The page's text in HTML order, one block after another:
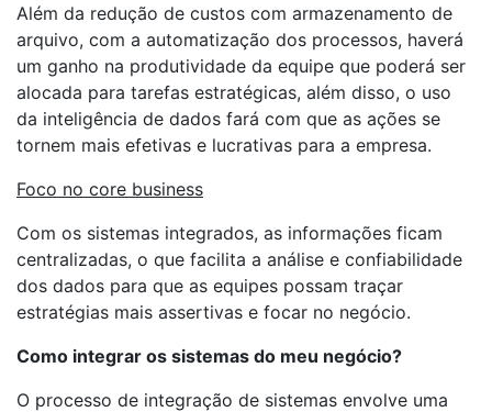
Além da redução de custos com armazenamento de
arquivo, com a automatização dos processos, haverá
um ganho na produtividade da equipe que poderá ser
alocada para tarefas estratégicas, além disso, o uso
da inteligência de dados fará com que as ações se
tornem mais efetivas e lucrativas para a empresa.
Foco no core business
Com os sistemas integrados, as informações ficam
centralizadas, o que facilita a análise e confiabilidade
dos dados para que as equipes possam traçar
estratégias mais assertivas e focar no negócio.
Como integrar os sistemas do meu negócio?
O processo de integração de sistemas envolve uma